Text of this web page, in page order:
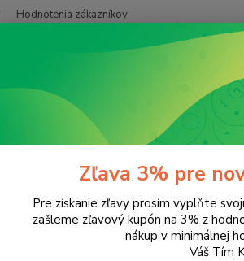
Hodnotenia zákazníkov
Tonery a náplne do tlačiarní
KX-EP200
V tejto kategórii nebol nájdený žiadny
Zľava 3% pre
Pre získanie zľavy prosím vyplňte
zašleme zľavový kupón na 3% z
nákup v minimálnej
Váš Tím